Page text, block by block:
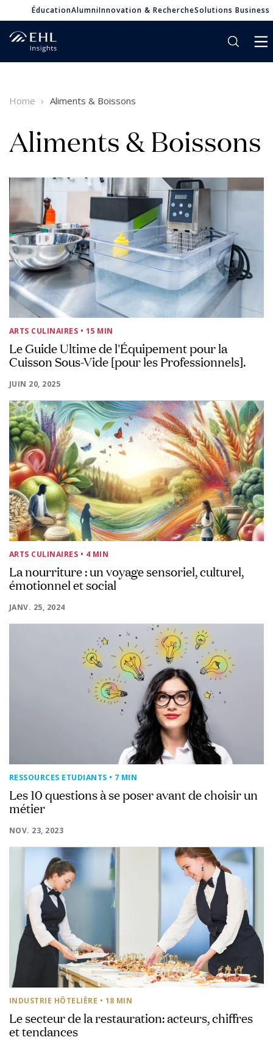
ÉducationAlumniInnovation & RechercheSolutions Business
Home Aliments & Boissons
Aliments & Boissons
ARTS CULINAIRES • 15 MIN
Le Guide Ultime de l'Équipement pour la
Cuisson Sous-Vide [pour les Professionnels].
JUIN 20, 2025
ARTS CULINAIRES • 4 MIN
La nourriture : un voyage sensoriel, culturel,
émotionnel et social
JANV. 25, 2024
RESSOURCES ETUDIANTS • 7 MIN
Les 10 questions à se poser avant de choisir un
métier
NOV. 23, 2023
INDUSTRIE HÔTELIÈRE • 18 MIN
Le secteur de la restauration: acteurs, chiffres
et tendances